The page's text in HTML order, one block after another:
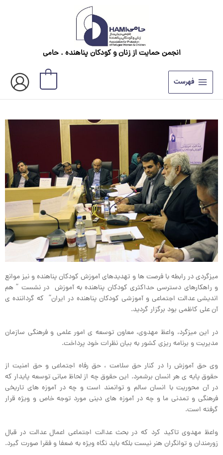
انجمن حمایت از زنان و کودکان پناهنده . حامی
فهرست
میزگردی در رابطه با فرصت ها و تهدیدهای آموزش کودکان پناهنده و نیز موانع
و راهکارهای دسترسی حداکثری کودکان پناهنده به آموزش در نشست ” هم
اندیشی عدالت اجتماعی و آموزشی کودکان پناهنده در ایران” که گرداننده ی
آن علی کاظمی بود برگزار گردید.
در این میزگرد، واعظ مهدوی، معاون توسعه ی امور علمی و فرهنگی سازمان
مدیریت و برنامه ریزی کشور به بیان نظرات خود پرداخت.
وی حق آموزش را در کنار حق سلامت ، حق رفاه اجتماعی و حق امنیت از
حقوق پایه ی هر انسان برشمرد. این حقوق چه از لحاظ مبانی توسعه پایدار که
در آن محوریت با انسان سالم و توانمند است و چه در آموزه های تاریخی
فرهنگی و تمدنی ما و چه در آموزه های دینی مورد توجه خاص و ویژه قرار
گرفته است.
واعظ مهدوی تاکید کرد که در بحث عدالت اجتماعی اعمال عدالت در قبال
زورمندان و توانگران هنر نیست بلکه باید نگاه ویژه به ضعفا و فقرا صورت گیرد.